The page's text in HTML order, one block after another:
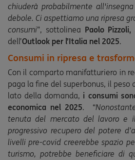
chiuderà probabilmente
debole. Ci aspettiamo una ripresa
consumi”, sottolinea Paolo
dell’Outlook per l’Italia nel 2025.
Consumi in ripresa e
Con il comparto manifatturiero in
paga la fine del superbonus, il peso
lato della domanda, i consumi
economica nel 2025. “
tenuta del mercato del lavoro e il
progressivo recupero del potere
livelli pre-covid creerebbe spazio
turismo, potrebbe beneficiare di